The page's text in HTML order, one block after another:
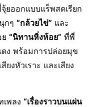
ยออกแบบแร็พสดเรียก
กๆ “กล้วยไข่” และ
“นิทานหิ่งห้อย” ที่พี่
ดง พร้อมการปล่อยมุข
ยงหัวเราะ และเสียง
พลง “เรื่องราวบนแผ่น